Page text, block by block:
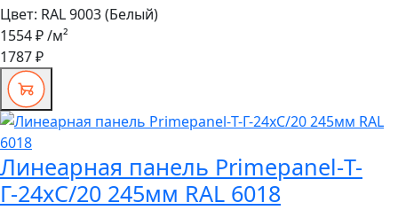
Цвет: RAL 9003 (Белый)
1554 ₽/м²
1787 ₽
Линеарная панель Primepanel-Т-
Г-24хС/20 245мм RAL 6018